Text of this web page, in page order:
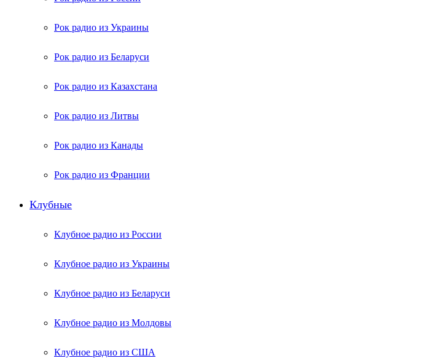
Рок радио из Украины
Рок радио из Беларуси
Рок радио из Казахстана
Рок радио из Литвы
Рок радио из Канады
Рок радио из Франции
Клубные
Клубное радио из России
Клубное радио из Украины
Клубное радио из Беларуси
Клубное радио из Молдовы
Клубное радио из США